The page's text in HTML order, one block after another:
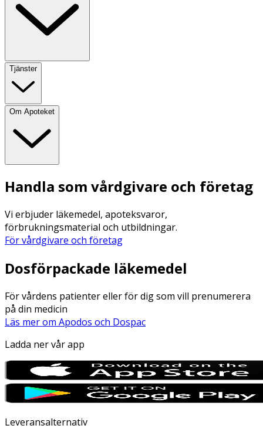
Tjänster
Om Apoteket
Handla som vårdgivare och företag
Vi erbjuder läkemedel, apoteksvaror,
förbrukningsmaterial och utbildningar.
För vårdgivare och företag
Dosförpackade läkemedel
För vårdens patienter eller för dig som vill prenumerera
på din medicin
Läs mer om Apodos och Dospac
Ladda ner vår app
Leveransalternativ